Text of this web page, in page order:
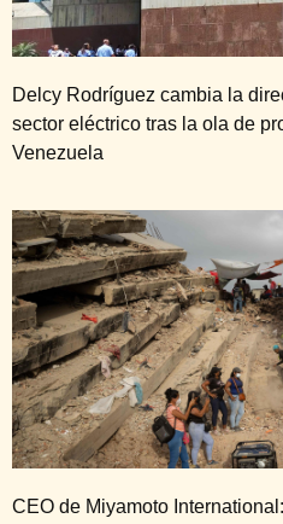
Delcy Rodríguez cambia la
sector eléctrico tras la ola de
Venezuela
CEO de Miyamoto